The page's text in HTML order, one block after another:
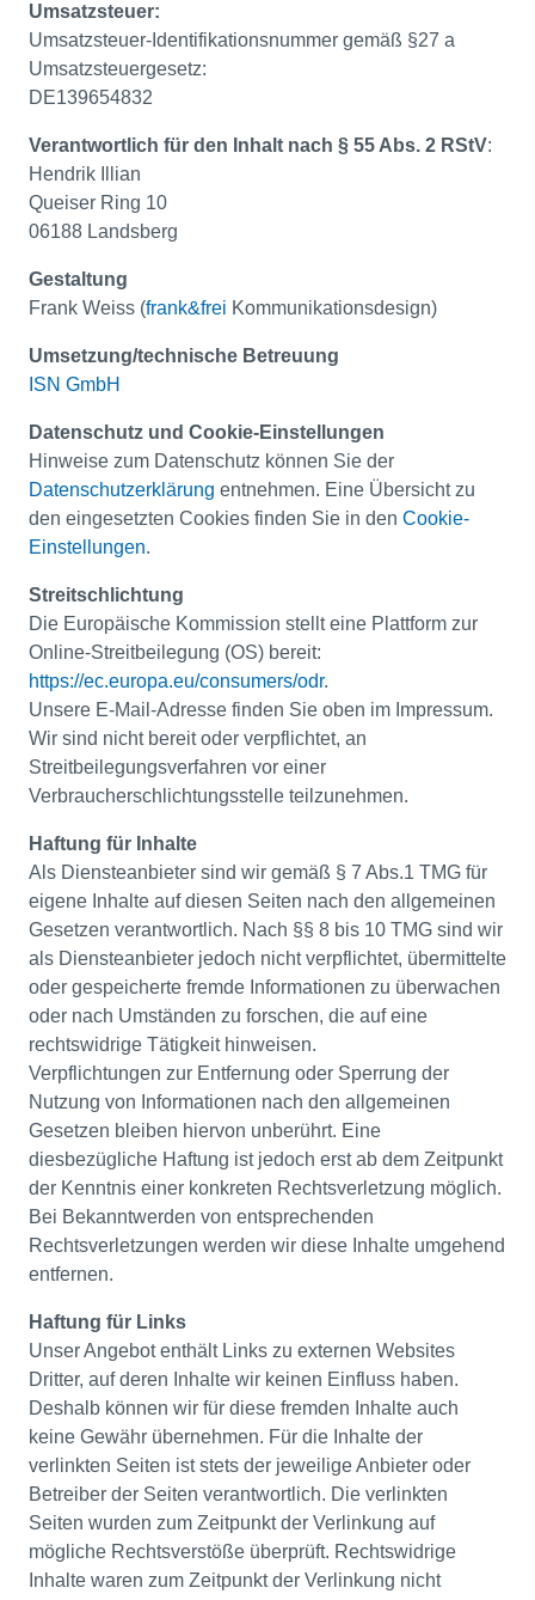
Umsatzsteuer:
Umsatzsteuer-Identifikationsnummer gemäß §27 a
Umsatzsteuergesetz:
DE139654832
Verantwortlich für den Inhalt nach § 55 Abs. 2 RStV:
Hendrik Illian
Queiser Ring 10
06188 Landsberg
Gestaltung
Frank Weiss (frank&frei Kommunikationsdesign)
Umsetzung/technische Betreuung
ISN GmbH
Datenschutz und Cookie-Einstellungen
Hinweise zum Datenschutz können Sie der
Datenschutzerklärung entnehmen. Eine Übersicht zu
den eingesetzten Cookies finden Sie in den Cookie-
Einstellungen.
Streitschlichtung
Die Europäische Kommission stellt eine Plattform zur
Online-Streitbeilegung (OS) bereit:
https://ec.europa.eu/consumers/odr.
Unsere E-Mail-Adresse finden Sie oben im Impressum.
Wir sind nicht bereit oder verpflichtet, an
Streitbeilegungsverfahren vor einer
Verbraucherschlichtungsstelle teilzunehmen.
Haftung für Inhalte
Als Diensteanbieter sind wir gemäß § 7 Abs.1 TMG für
eigene Inhalte auf diesen Seiten nach den allgemeinen
Gesetzen verantwortlich. Nach §§ 8 bis 10 TMG sind wir
als Diensteanbieter jedoch nicht verpflichtet, übermittelte
oder gespeicherte fremde Informationen zu überwachen
oder nach Umständen zu forschen, die auf eine
rechtswidrige Tätigkeit hinweisen.
Verpflichtungen zur Entfernung oder Sperrung der
Nutzung von Informationen nach den allgemeinen
Gesetzen bleiben hiervon unberührt. Eine
diesbezügliche Haftung ist jedoch erst ab dem Zeitpunkt
der Kenntnis einer konkreten Rechtsverletzung möglich.
Bei Bekanntwerden von entsprechenden
Rechtsverletzungen werden wir diese Inhalte umgehend
entfernen.
Haftung für Links
Unser Angebot enthält Links zu externen Websites
Dritter, auf deren Inhalte wir keinen Einfluss haben.
Deshalb können wir für diese fremden Inhalte auch
keine Gewähr übernehmen. Für die Inhalte der
verlinkten Seiten ist stets der jeweilige Anbieter oder
Betreiber der Seiten verantwortlich. Die verlinkten
Seiten wurden zum Zeitpunkt der Verlinkung auf
mögliche Rechtsverstöße überprüft. Rechtswidrige
Inhalte waren zum Zeitpunkt der Verlinkung nicht